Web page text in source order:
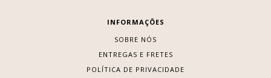
INFORMAÇÕES
SOBRE NÓS
ENTREGAS E FRETES
POLÍTICA DE PRIVACIDADE